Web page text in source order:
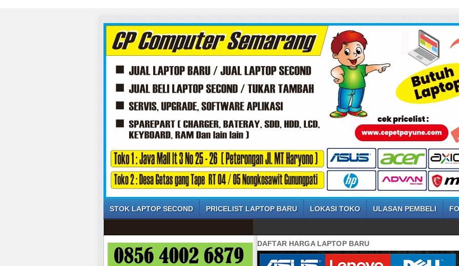
STOK LAPTOP SECOND PRICELIST LAPTOP BARU LOKASI TOKO ULASAN PEMBELI
DAFTAR HARGA LAPTOP BARU